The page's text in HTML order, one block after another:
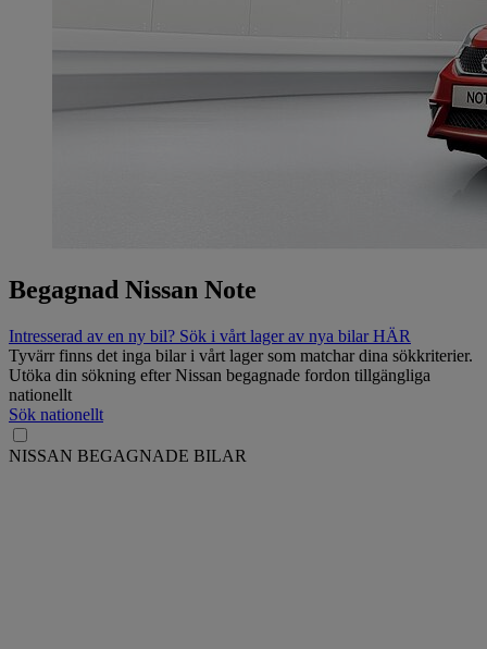
Begagnad Nissan Note
Intresserad av en ny bil? Sök i vårt lager av nya bilar HÄR
Tyvärr finns det inga bilar i vårt lager som matchar dina sökkriterier.
Utöka din sökning efter Nissan begagnade fordon tillgängliga
nationellt
Sök nationellt
NISSAN BEGAGNADE BILAR